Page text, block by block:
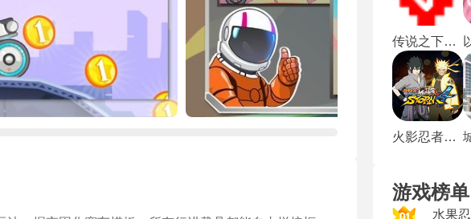
传说之下沃玛战
火影忍者究极风暴4手机版
游戏榜单
水果